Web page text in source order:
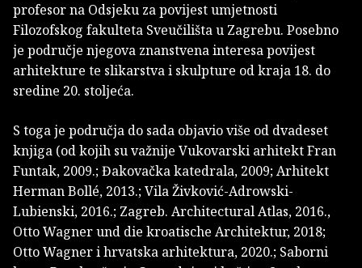
profesor na Odsjeku za povijest umjetnosti
Filozofskog fakulteta Sveučilišta u Zagrebu. Posebno
je područje njegova znanstvena interesa povijest
arhitekture te slikarstva i skulpture od kraja 18. do
sredine 20. stoljeća.
S toga je područja do sada objavio više od dvadeset
knjiga (od kojih su važnije Vukovarski arhitekt Fran
Funtak, 2009.; Đakovačka katedrala, 2009; Arhitekt
Herman Bollé, 2013.; Vila Živković-Adrowski-
Lubienski, 2016.; Zagreb. Architectural Atlas, 2016.,
Otto Wagner und die kroatische Architektur, 2018;
Otto Wagner i hrvatska arhitektura, 2020.; Saborni